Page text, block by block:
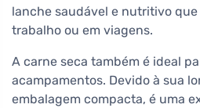
lanche saudável e nutritivo
trabalho ou em viagens.
A carne seca também é ideal
acampamentos. Devido à sua
embalagem compacta, é uma